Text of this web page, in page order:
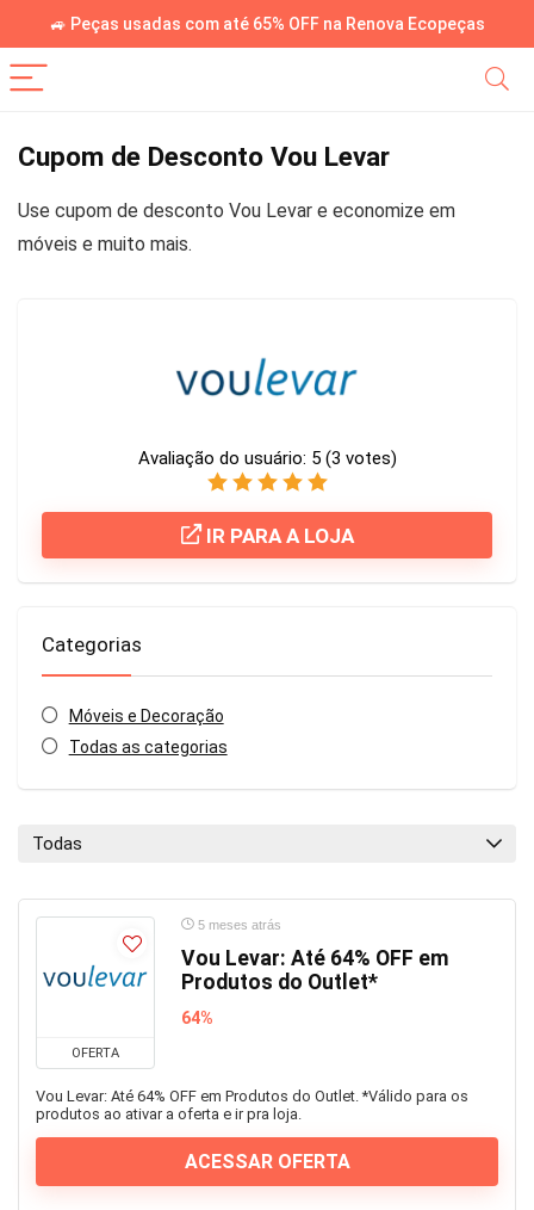
🚙 Peças usadas com até 65% OFF na Renova Ecopeças
Cupom de Desconto Vou Levar
Use cupom de desconto Vou Levar e economize em
móveis e muito mais.
Avaliação do usuário: 5 (3 votes)
IR PARA A LOJA
Categorias
Móveis e Decoração
Todas as categorias
Todas
OFERTA
5 meses atrás
Vou Levar: Até 64% OFF em
Produtos do Outlet*
64%
Vou Levar: Até 64% OFF em Produtos do Outlet. *Válido para os
produtos ao ativar a oferta e ir pra loja.
ACESSAR OFERTA